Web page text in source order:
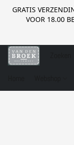
GRATIS
VOOR 18.00